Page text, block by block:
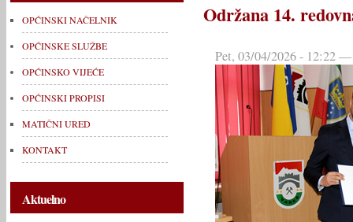
OPĆINSKI NAČELNIK
OPĆINSKE SLUŽBE
OPĆINSKO VIJEĆE
OPĆINSKI PROPISI
MATIČNI URED
KONTAKT
Aktuelno
Održana 14.
Pet, 03/04/2026 - 12:22